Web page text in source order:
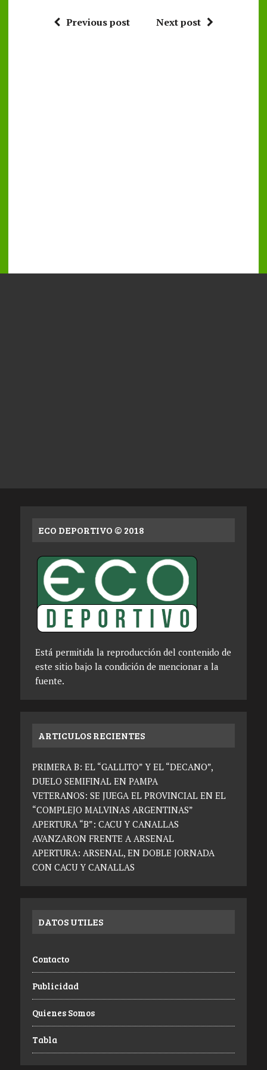
Previous post Next post
ECO DEPORTIVO © 2018
Está permitida la reproducción del contenido de
este sitio bajo la condición de mencionar a la
fuente.
ARTICULOS RECIENTES
PRIMERA B: EL “GALLITO” Y EL “DECANO”,
DUELO SEMIFINAL EN PAMPA
VETERANOS: SE JUEGA EL PROVINCIAL EN EL
“COMPLEJO MALVINAS ARGENTINAS”
APERTURA “B”: CACU Y CANALLAS
AVANZARON FRENTE A ARSENAL
APERTURA: ARSENAL, EN DOBLE JORNADA
CON CACU Y CANALLAS
DATOS UTILES
Contacto
Publicidad
Quienes Somos
Tabla